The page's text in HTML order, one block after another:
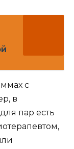
с
в
пар есть